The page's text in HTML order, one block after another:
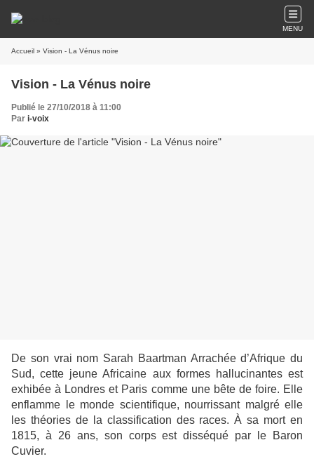
MENU
Accueil » Vision - La Vénus noire
Vision - La Vénus noire
Publié le 27/10/2018 à 11:00
Par i-voix
De son vrai nom Sarah Baartman Arrachée d’Afrique du
Sud, cette jeune Africaine aux formes hallucinantes est
exhibée à Londres et Paris comme une bête de foire. Elle
enflamme le monde scientifique, nourrissant malgré elle
les théories de la classification des races. À sa mort en
1815, à 26 ans, son corps est disséqué par le Baron
Cuvier.